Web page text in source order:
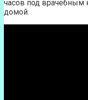
часов под врачебным
домой.